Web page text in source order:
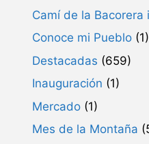
Camí de la
Conoce mi Pueblo (1)
Destacadas (659)
Inauguración (1)
Mercado (1)
Mes de la Montaña